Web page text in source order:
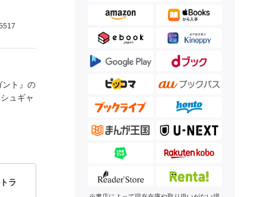
ント』の
ュギャ
ラ